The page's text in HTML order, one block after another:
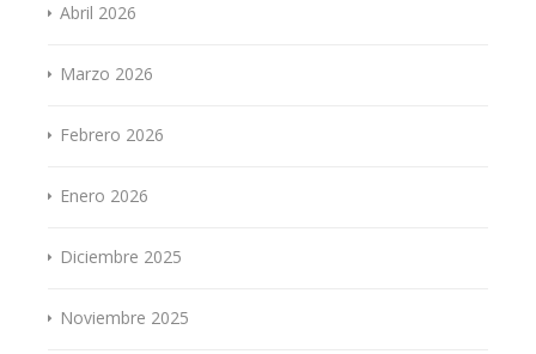
Abril 2026
Marzo 2026
Febrero 2026
Enero 2026
Diciembre 2025
Noviembre 2025